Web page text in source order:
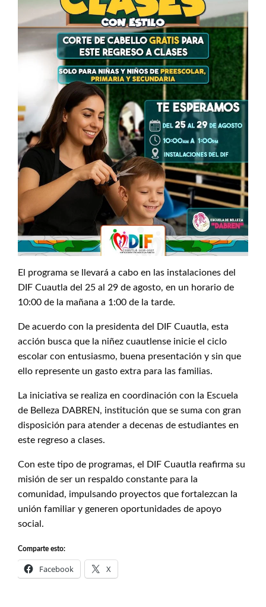
El programa se llevará a cabo en las instalaciones del
DIF Cuautla del 25 al 29 de agosto, en un horario de
10:00 de la mañana a 1:00 de la tarde.
De acuerdo con la presidenta del DIF Cuautla, esta
acción busca que la niñez cuautlense inicie el ciclo
escolar con entusiasmo, buena presentación y sin que
ello represente un gasto extra para las familias.
La iniciativa se realiza en coordinación con la Escuela
de Belleza DABREN, institución que se suma con gran
disposición para atender a decenas de estudiantes en
este regreso a clases.
Con este tipo de programas, el DIF Cuautla reafirma su
misión de ser un respaldo constante para la
comunidad, impulsando proyectos que fortalezcan la
unión familiar y generen oportunidades de apoyo
social.
Comparte esto:
Facebook X